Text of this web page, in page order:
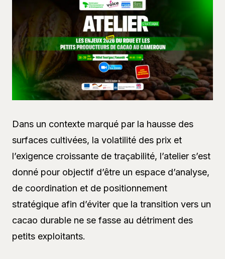
Dans un contexte marqué par la hausse des
surfaces cultivées, la volatilité des prix et
l’exigence croissante de traçabilité, l’atelier s’est
donné pour objectif d’être un espace d’analyse,
de coordination et de positionnement
stratégique afin d’éviter que la transition vers un
cacao durable ne se fasse au détriment des
petits exploitants.